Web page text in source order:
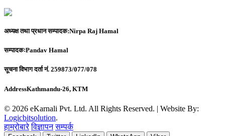
अध्यक्ष तथा प्रधान सम्पादक:Nirpa Raj Hamal
सम्पादकःPandav Hamal
सूचना विभाग दर्ता नं. 259873/077/078
AddressKathmandu-26, KTM
© 2026 eKarnali Pvt. Ltd. All Rights Reserved. | Website By:
Logicbitsolution.
हाम्रोबारे विज्ञापन सम्पर्क